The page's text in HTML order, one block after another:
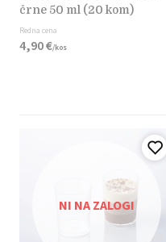
črne 50 ml (20 kom)
Redna cena
4,90€/kos
NI NA ZALOGI